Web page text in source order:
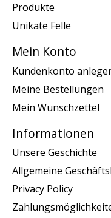
Produkte
Unikate Felle
Mein Konto
Kundenkonto
Meine Bestellungen
Mein Wunschzettel
Informationen
Unsere Geschichte
Allgemeine
Privacy Policy